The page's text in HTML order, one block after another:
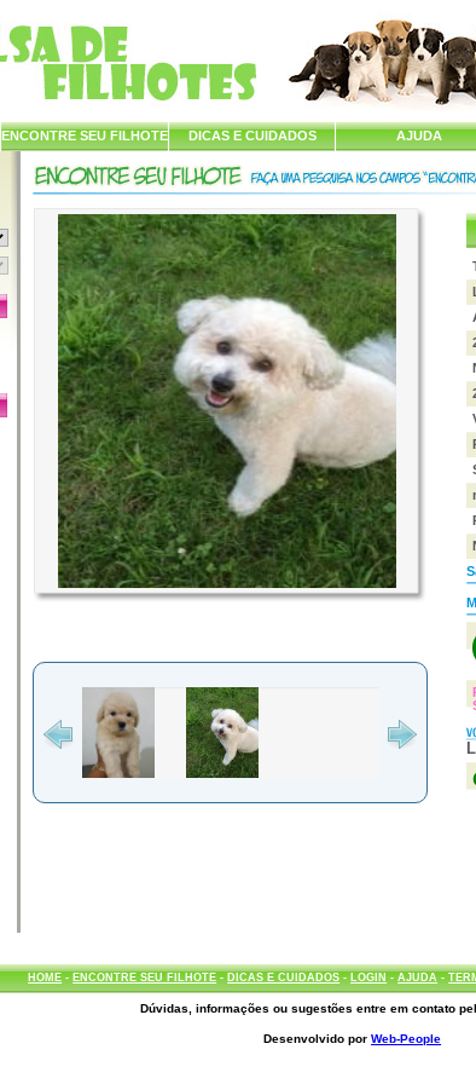
ENCONTRE SEU FILHOTE DICAS E CUIDADOS AJUDA
HOME- ENCONTRE SEU FILHOTE- DICAS E CUIDADOS- LOGIN-AJUDA-
Dúvidas, informações ou sugestões entre em contato
Desenvolvido porWeb-People